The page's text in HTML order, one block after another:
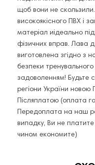
щоб вони не
високоякісного ПВХ і
матеріал иідеально
фізичних вправ. Лава
виготовлена ​​згідно з
безпеки
задоволенням! Будьте
регіони України
Післяплатою (оплата
Передоплата на наш
випадку, Ви не
чином економите)